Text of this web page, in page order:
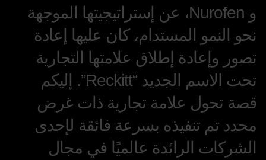
و Nurofen، عن إستراتيجيتها الموجهة
نحو النمو المستدام، كان عليها إعادة
تصور وإعادة إطلاق علامتها التجارية
تحت الاسم الجديد “Reckitt”. إليكم
قصة تحول علامة تجارية ذات غرض
محدد تم تنفيذه بسرعة فائقة لإحدى
الشركات الرائدة عالميًا في مجال